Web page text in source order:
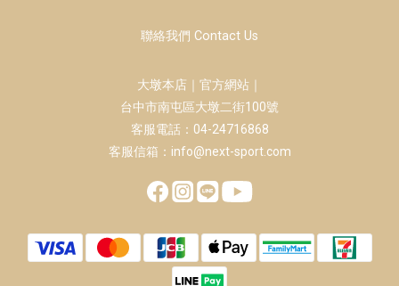
聯絡我們 Contact Us
大墩本店｜官方網站｜
台中市南屯區大墩二街100號
客服電話：04-24716868
客服信箱：info@next-sport.com